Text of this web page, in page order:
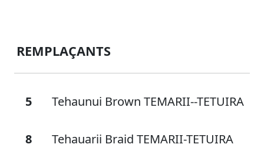
REMPLAÇANTS
5 Tehaunui Brown TEMARII--TETUIRA
8 Tehauarii Braid TEMARII-TETUIRA